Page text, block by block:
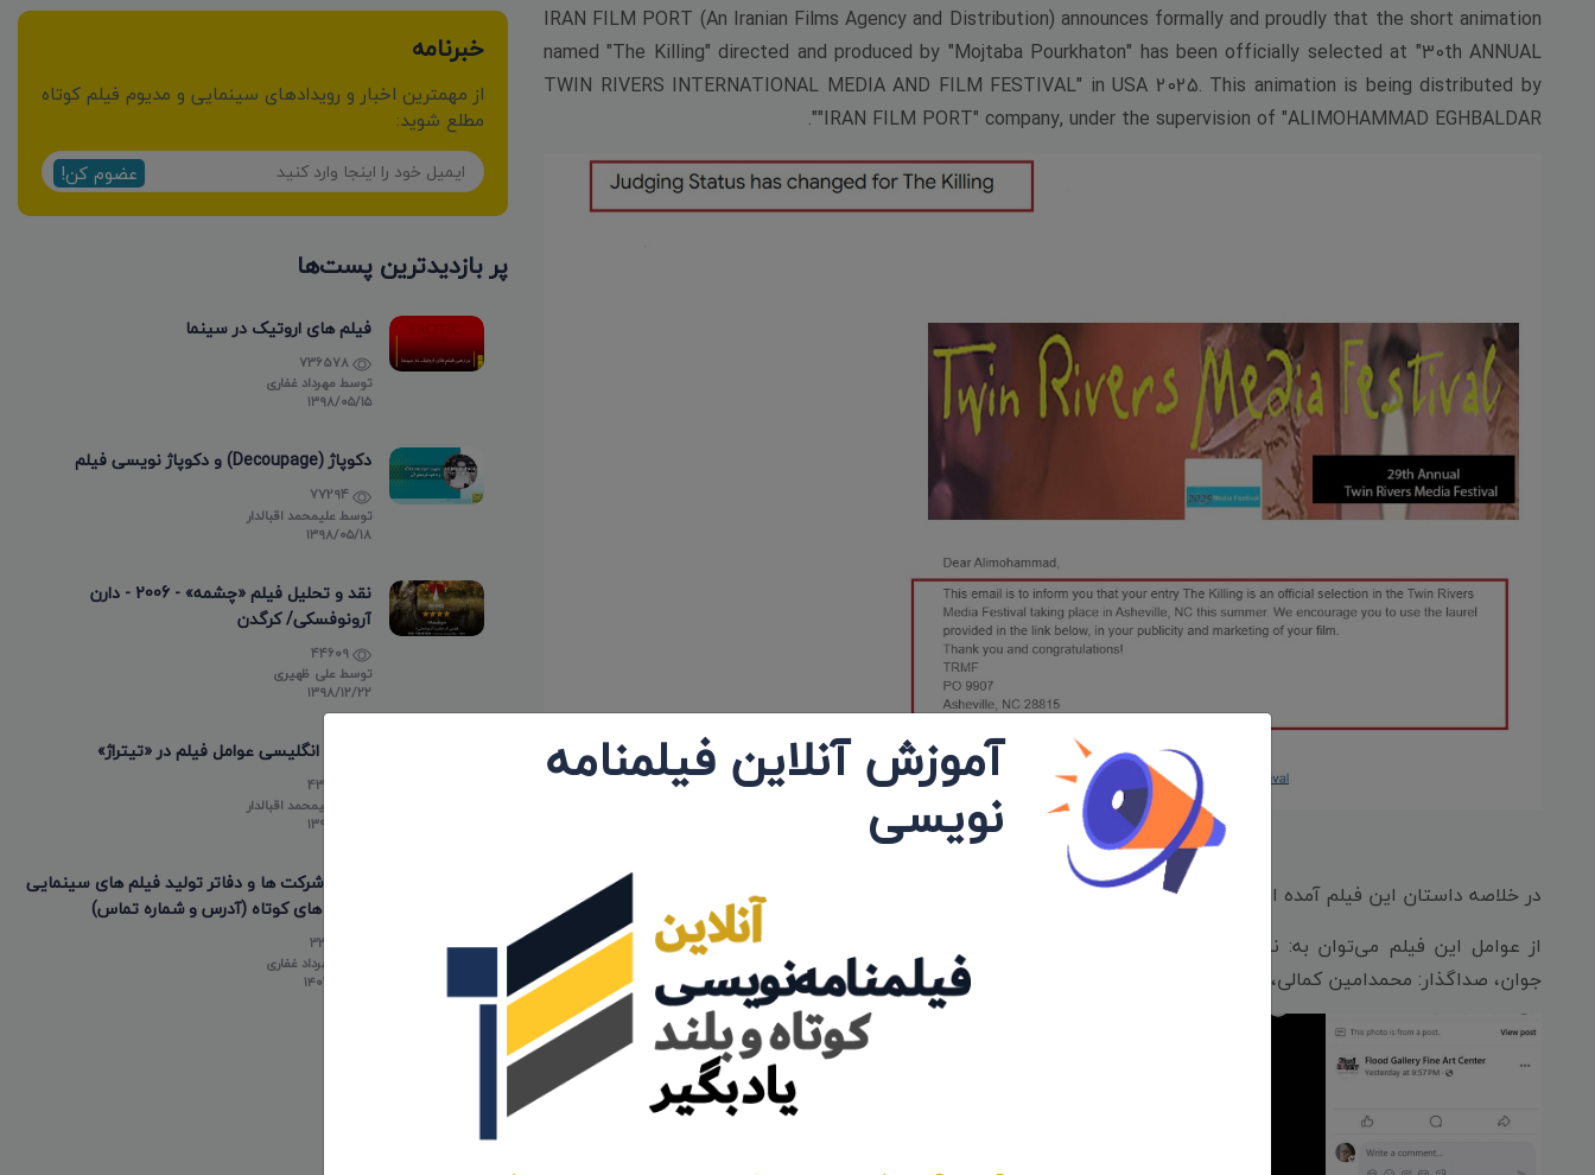
IRAN FILM PORT (An Iranian Films Agency and Distribution) announces formally and proudly that the short animation
named "The Killing" directed and produced by "Mojtaba Pourkhaton" has been officially selected at "30th ANNUAL
TWIN RIVERS INTERNATIONAL MEDIA AND FILM FESTIVAL" in USA 2025. This animation is being distributed by
"IRAN FILM PORT" company, under the supervision of "ALIMOHAMMAD EGHBALDAR".
در خلاصه داستان این فیلم آمده است که: «مردی وارد جنگل می‌شود و دست به قتل عام می‌زند.»
از عوامل این فیلم می‌توان به: نویسنده و کارگردان : مجتبی پورخاتون، تهیه کنندگان: مجتبی پورخاتون و انجمن سینمای
جوان، صداگذار: محمدامین کمالی، تدوینگر و انیماتور: آرش اخلاقی و طراح پوستر: امین تقی‌زاده اشاره کرد.
خبرنامه
از مهمترین اخبار و رویدادهای سینمایی و مدیوم فیلم کوتاه
مطلع شوید:
عضوم کن!
پر بازدیدترین پست‌ها
فیلم های اروتیک در سینما
توسط مهرداد غفاری
۱۳۹۸/۰۵/۱۵
دکوپاژ (Decoupage) و دکوپاژ نویسی فیلم
توسطعلیمحمد اقبالدار
۱۳۹۸/۰۵/۱۸
نقد و تحلیل فیلم «چشمه» - 2006 - دارن
آرونوفسکی/ کرگدن
توسطعلی ظهیری
۱۳۹۸/۱۲/۲۲
عناوین انگلیسی عوامل فیلم در «تیتراژ»
علیمحمد اقبالدار
۱۳۹۸/۰۵/۱۰
لیست شرکت ها و دفاتر تولید فیلم های سینمایی
و فیلم های کوتاه (آدرس و شماره تماس)
مهرداد غفاری
۱۴۰۳/۰۲/۲۰
آموزش آنلاین فیلمنامه
نویسی